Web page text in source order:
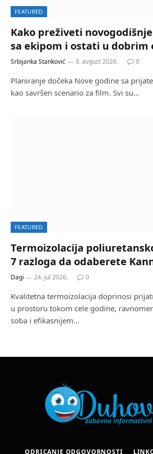
FEATURED
Kako preživeti
sa ekipom i ostati u dobrim
Srbijanka Stanković 3. avgust 2026. 0
Planiranje dočeka Nove godine sa
kao savršen scenario za film. Svi su…
FEATURED
Termoizolacija
7 razloga da odaberete
Dagi 24. jul 2026. 0
Kvalitetna termoizolacija doprinosi
u prostoru tokom cele godine,
soba i efikasnijem…
ODRICANJE ODGOVORNOSTI